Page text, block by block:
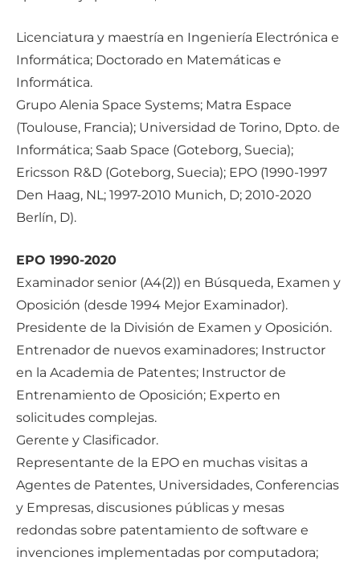
Licenciatura y maestría en Ingeniería Electrónica e
Informática; Doctorado en Matemáticas e
Informática.
Grupo Alenia Space Systems; Matra Espace
(Toulouse, Francia); Universidad de Torino, Dpto. de
Informática; Saab Space (Goteborg, Suecia);
Ericsson R&D (Goteborg, Suecia); EPO (1990-1997
Den Haag, NL; 1997-2010 Munich, D; 2010-2020
Berlín, D).
EPO 1990-2020
Examinador senior (A4(2)) en Búsqueda, Examen y
Oposición (desde 1994 Mejor Examinador).
Presidente de la División de Examen y Oposición.
Entrenador de nuevos examinadores; Instructor
en la Academia de Patentes; Instructor de
Entrenamiento de Oposición; Experto en
solicitudes complejas.
Gerente y Clasificador.
Representante de la EPO en muchas visitas a
Agentes de Patentes, Universidades, Conferencias
y Empresas, discusiones públicas y mesas
redondas sobre patentamiento de software e
invenciones implementadas por computadora;